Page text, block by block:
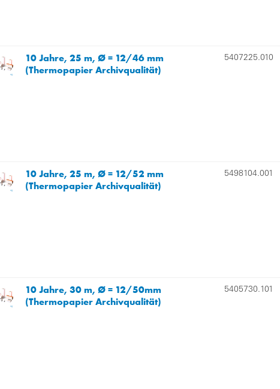
10 Jahre, 25 m, Ø = 12/46 mm
(Thermopapier Archivqualität)
5407225.010
10 Jahre, 25 m, Ø = 12/52 mm
(Thermopapier Archivqualität)
5498104.001
10 Jahre, 30 m, Ø = 12/50mm
(Thermopapier Archivqualität)
5405730.101